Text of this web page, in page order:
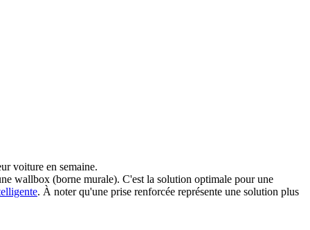
voiture en semaine.
wallbox (borne murale). C'est la solution optimale pour une
. À noter qu'une prise renforcée représente une solution plus